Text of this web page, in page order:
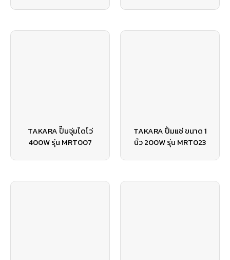
TAKARA ปั๊มจุ่มไดโว่
400W รุ่น MRT007
TAKARA ปั้มแช่ ขนาด 1
นิ้ว 200W รุ่น MRT023